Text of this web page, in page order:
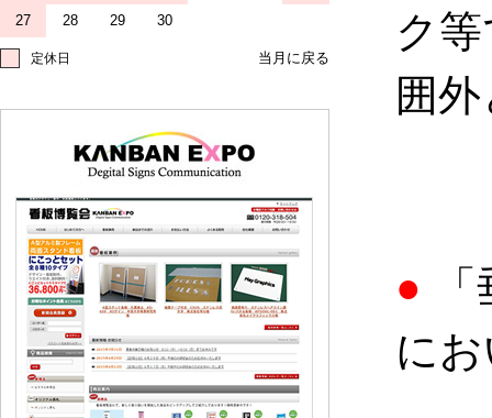
ク
囲
●
に
27 28 29 30
定休日